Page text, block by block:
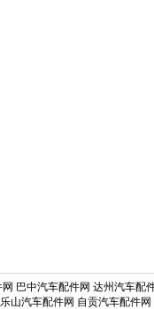
巴中汽车配件网 达州汽车配
乐山汽车配件网 自贡汽车配件网